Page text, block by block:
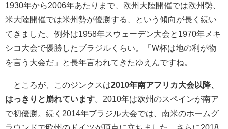
1930年から2006年あたりまで、欧州大陸開催では欧州勢、
米大陸開催では米州勢が優勝する、という傾向が長く続い
てきました。例外は1958年スウェーデン大会と1970年メキ
シコ大会で優勝したブラジルくらい。「W杯は地の利が物
を言う大会だ」と長年言われてきたゆえんですね。
ところが、このジンクスは2010年南アフリカ大会以降、
はっきりと崩れています 。2010年は欧州のスペインが南ア
で初優勝。続く2014年ブラジル大会では、南米のホームグ
ラウンドで欧州のドイツが頂点に立ちました。さらに2018